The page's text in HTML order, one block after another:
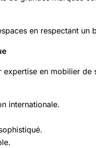
en respectant
en mobilier de
internationale.